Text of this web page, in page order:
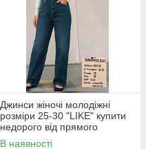
Джинси жіночі молодіжні
розміри 25-30 "LIKE" купити
недорого від прямого
постачальника
В наявності